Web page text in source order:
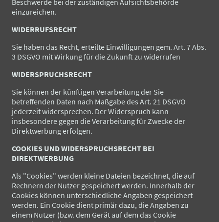
einzureichen.
WIDERRUFSRECHT
Sie haben das Recht, erteilte Einwilligungen gem. Art. 7 Abs.
3 DSGVO mit Wirkung für die Zukunft zu widerrufen
WIDERSPRUCHSRECHT
Sie können der künftigen Verarbeitung der Sie
betreffenden Daten nach Maßgabe des Art. 21 DSGVO
jederzeit widersprechen. Der Widerspruch kann
insbesondere gegen die Verarbeitung für Zwecke der
Direktwerbung erfolgen.
COOKIES UND WIDERSPRUCHSRECHT BEI
DIREKTWERBUNG
Als "Cookies" werden kleine Dateien bezeichnet, die auf
Rechnern der Nutzer gespeichert werden. Innerhalb der
Cookies können unterschiedliche Angaben gespeichert
werden. Ein Cookie dient primär dazu, die Angaben zu
einem Nutzer (bzw. dem Gerät auf dem das Cookie